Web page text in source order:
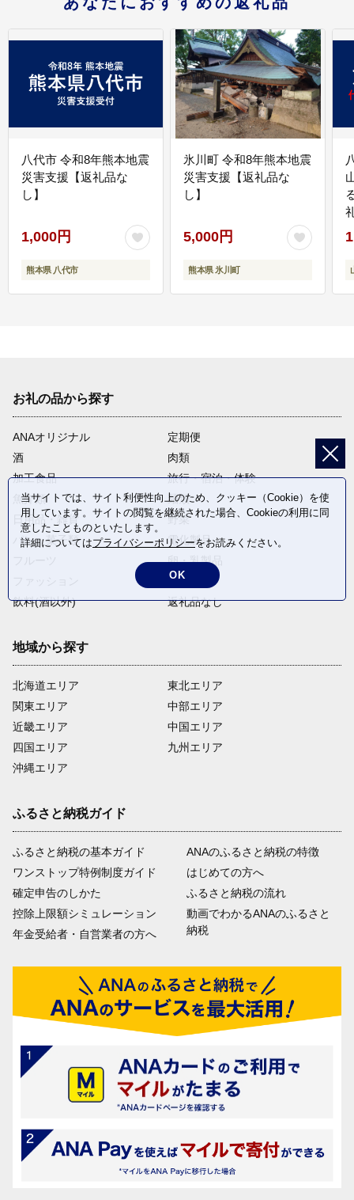
八代市 令和8年熊本地震
災害支援【返礼品な
し】
1,000円
熊本県 八代市
氷川町 令和8年熊本地震
災害支援【返礼品な
し】
5,000円
熊本県 氷川町
お礼の品から探す
ANAオリジナル
定期便
酒
肉類
加工食品
旅行・宿泊・体験
魚介類
麺類
日用品・雑貨
野菜
パン・菓子類
電化製品
卵・乳製品
米・穀物
飲料(酒以外)
返礼品なし
地域から探す
北海道エリア
関東エリア
近畿エリア
四国エリア
沖縄エリア
東北エリア
中部エリア
中国エリア
九州エリア
ふるさと納税ガイド
ふるさと納税の基本ガイド
ワンストップ特例制度ガイド
確定申告のしかた
控除上限額シミュレーション
年金受給者・自営業者の方へ
ANAのふるさと納税の特徴
はじめての方へ
ふるさと納税の流れ
動画でわかるANAのふるさと
納税
当サイトでは、サイト利便性向上のため、クッキー（Cookie）を使
用しています。サイトの閲覧を継続された場合、Cookieの利用に同
意したことものといたします。
詳細についてはプライバシーポリシーをお読みください。
OK